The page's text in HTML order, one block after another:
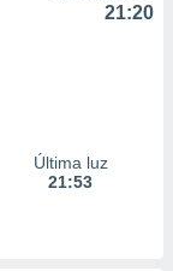
21:20
Última luz
21:53